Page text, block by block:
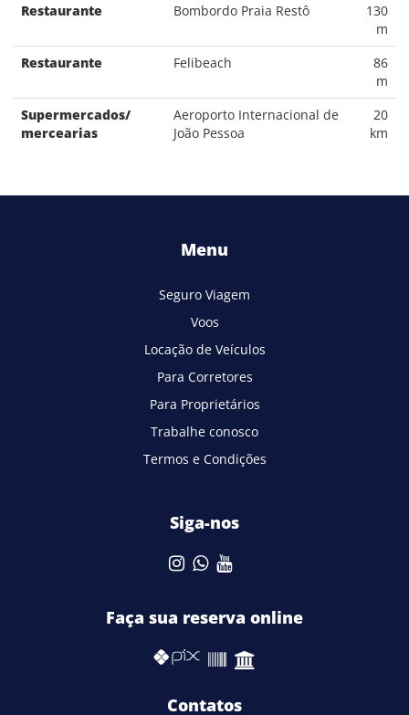
Restaurante
Bombordo Praia Restô
130
m
Restaurante
Felibeach
86
m
Supermercados/
mercearias
Aeroporto Internacional de
João Pessoa
20
km
Menu
Seguro Viagem
Voos
Locação de Veículos
Para Corretores
Para Proprietários
Trabalhe conosco
Termos e Condições
Siga-nos
Faça sua reserva online
Contatos